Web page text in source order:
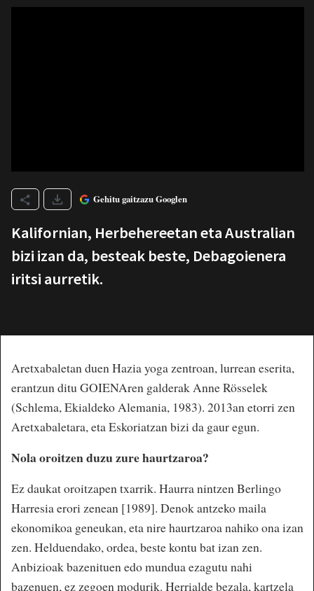
Gehitu gaitzazu Googlen
Kalifornian, Herbehereetan eta Australian
bizi izan da, besteak beste, Debagoienera
iritsi aurretik.
Aretxabaletan duen Hazia yoga zentroan, lurrean eserita,
erantzun ditu GOIENAren galderak Anne Rösselek
(Schlema, Ekialdeko Alemania, 1983). 2013an etorri zen
Aretxabaletara, eta Eskoriatzan bizi da gaur egun.
Nola oroitzen duzu zure haurtzaroa?
Ez daukat oroitzapen txarrik. Haurra nintzen Berlingo
Harresia erori zenean [1989]. Denok antzeko maila
ekonomikoa geneukan, eta nire haurtzaroa nahiko ona izan
zen. Helduendako, ordea, beste kontu bat izan zen.
Anbizioak bazenituen edo mundua ezagutu nahi
bazenuen, ez zegoen modurik. Herrialde bezala, kartzela